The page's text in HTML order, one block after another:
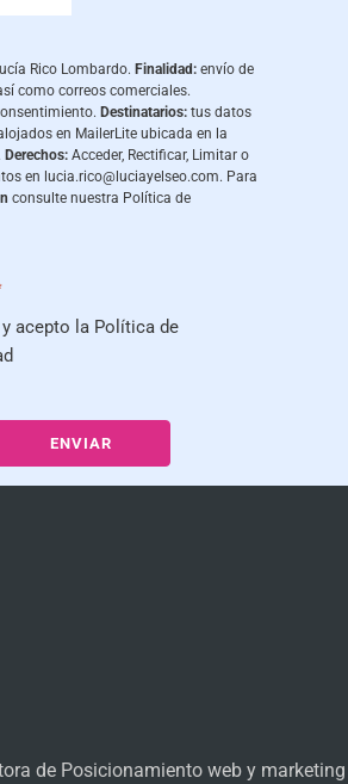
Rico Lombardo. Finalidad: envío de
como correos comerciales.
Destinatarios: tus datos
en MailerLite ubicada en la
Derechos: Acceder, Rectificar, Limitar o
en lucia.rico@luciayelseo.com. Para
consulte nuestra Política de
acepto la Política de
de Posicionamiento web y marketing